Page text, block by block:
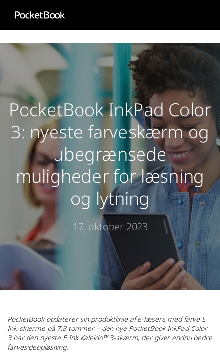
HD
PocketBook InkPad Color
3: nyeste farveskærm og
ubegrænsede
muligheder for læsning
og lytning
17. oktober 2023
PocketBook opdaterer sin produktlinje af e-læsere med farve E
Ink-skærme på 7,8 tommer – den nye PocketBook InkPad Color
3 har den nyeste E Ink Kaleido™ 3-skærm, der giver endnu bedre
farvesideopløsning.